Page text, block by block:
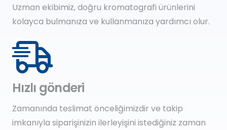
Uzman ekibimiz, doğru kromatografi ürünlerini
kolayca bulmanıza ve kullanmanıza yardımcı olur.
Hızlı gönderi
Zamanında teslimat önceliğimizdir ve takip
imkanıyla siparişinizin ilerleyişini istediğiniz zaman